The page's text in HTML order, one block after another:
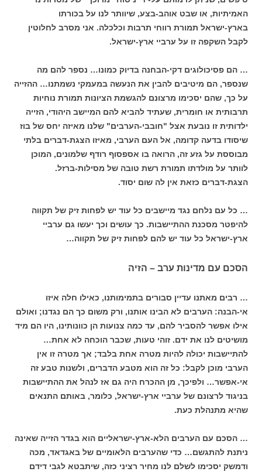
האמיתיות, או שבט אוהב-בצע, שיוותר לנו על בכורתו
בארץ-ישראל תמורת רווחי תרבות וכלכלה. אני מסרב לחלוטין
לקבל השקפה זו על ערביי ארץ-ישראל.
… הם פסיכולוגים דקי-הבחנה בדיוק כמונו… נספר להם מה
שנספר, הם מיטיבים להבין את הנעשה במעמקי נשמתנו… ההזייה
על כך, שהם יסכימו מרצונם להגשמת הציונות תמורת נוחיות
תרבותית או חומרית, שעתיד להביא להם המיישב היהודי, הזייה
ילדותית זו נובעת אצל "חובבי-הערבים" שלנו מאיזה יחס של בוז
שיסודו בדעה קדומה, אל העם הערבי, מאיזו הצגת-דברים בלתי
מבוססת על גזע זה, הרואה בו אספסוף רודף שלמונים, המוכן
לוותר על מולדתו תמורת רשת טובה של מסילות-ברזל.
הצגת-דברים כזאת אין לה שום יסוד.
… כל עם נלחם נגד מיישבים כל עוד יש לפחות זיק של תקווה
להיפטר מסכנת ההתיישבות. כך עושים וכך יעשו גם ערביי
ארץ-ישראל כל עוד יש להם לפחות זיק של תקווה…
הסכם עם מדינות ערב – הזיה
… רבים מאתנו עדיין סבורים בתמימותנו, כאילו חלה איזו
אי-הבנה: הערבים לא הבינו אותנו, ורק משום כך הם נגדנו; ואולם
אילו אפשר להסביר להם, עד כמה צנועות הן כוונותינו, היו הם מיד
מושיטים לנו את ידם. זוהי טעות, שכבר הוכחה לא אחת…
להתיישבות יכולה להיות מטרה אחת בלבד; אך מטרה זו אין
הערבי מוכן לקבל: כל זה הוא מטבע הדברים, ולשנות טבע זה
אי-אפשר… ולפיכך, מן ההכרח היה גם אז לנהל את ההתיישבות
בניגוד לרצונם של ערביי ארץ-ישראל, כלומר, באותם התנאים
שהיא מתנהלת כעת.
… הסכם עם הערבים הלא-ארץ-ישראליים הוא בגדר הזייה שאינה
ניתנת להתגשם… כדי שהערבים הלאומיים של באגדאד, מכה
ודמשק יסכימו לשלם לנו מחיר רציני כזה, שיתבטא לגבי דידם